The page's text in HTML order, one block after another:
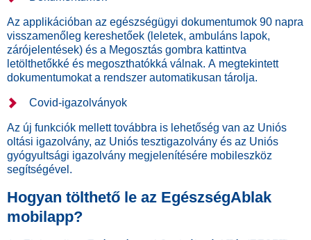
Az applikációban az egészségügyi dokumentumok 90 napra
visszamenőleg kereshetőek (leletek, ambuláns lapok,
zárójelentések) és a Megosztás gombra kattintva
letölthetőkké és megoszthatókká válnak. A megtekintett
dokumentumokat a rendszer automatikusan tárolja.
Covid-igazolványok
Az új funkciók mellett továbbra is lehetőség van az Uniós
oltási igazolvány, az Uniós tesztigazolvány és az Uniós
gyógyultsági igazolvány megjelenítésére mobileszköz
segítségével.
Hogyan tölthető le az EgészségAblak
mobilapp?